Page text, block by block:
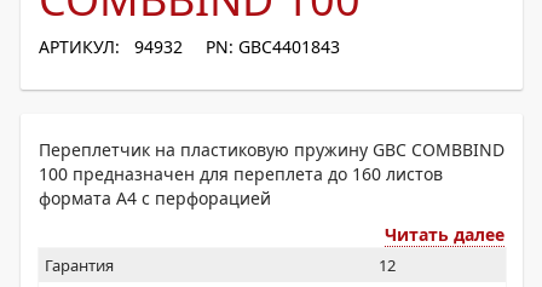
АРТИКУЛ: 94932 PN: GBC4401843
Переплетчик на пластиковую пружину GBC COMBBIND
100 предназначен для переплета до 160 листов
формата А4 с перфорацией
Читать далее
Гарантия 12